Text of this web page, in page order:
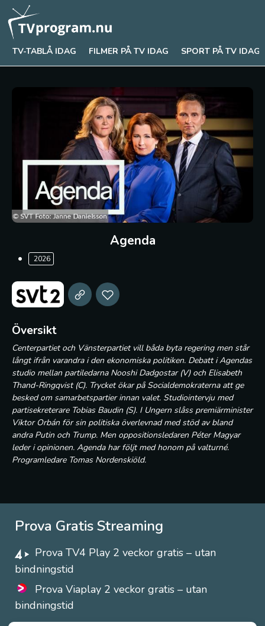
TV-TABLÅ IDAG FILMER PÅ TV IDAG SPORT PÅ TV IDAG
Agenda
2026
Översikt
Centerpartiet och Vänsterpartiet vill båda byta regering men står
långt ifrån varandra i den ekonomiska politiken. Debatt i Agendas
studio mellan partiledarna Nooshi Dadgostar (V) och Elisabeth
Thand-Ringqvist (C). Trycket ökar på Socialdemokraterna att ge
besked om samarbetspartier innan valet. Studiointervju med
partisekreterare Tobias Baudin (S). I Ungern slåss premiärminister
Viktor Orbán för sin politiska överlevnad med stöd av bland
andra Putin och Trump. Men oppositionsledaren Péter Magyar
leder i opinionen. Agenda har följt med honom på valturné.
Programledare Tomas Nordenskiöld.
Prova Gratis Streaming
Prova TV4 Play 2 veckor gratis – utan
bindningstid
Prova Viaplay 2 veckor gratis – utan
bindningstid